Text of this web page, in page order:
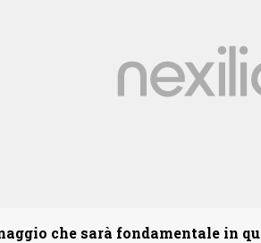
che sarà fondamentale in